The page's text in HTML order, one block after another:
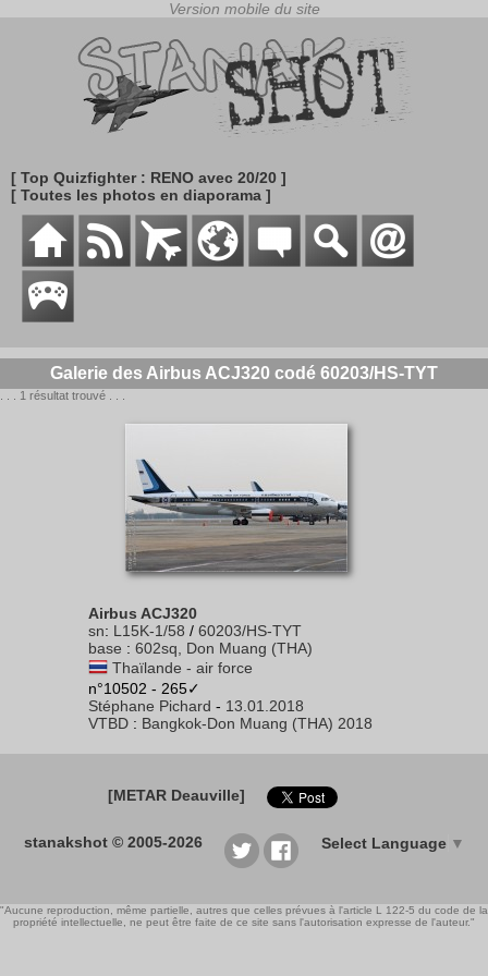
[ Top Quizfighter : RENO avec 20/20 ]
[ Toutes les photos en diaporama ]
Galerie des Airbus ACJ320 codé 60203/HS-TYT
. . . 1 résultat trouvé . . .
Airbus ACJ320
sn: L15K-1/58 / 60203/HS-TYT
base : 602sq, Don Muang (THA)
Thaïlande - air force
n°10502 - 265✓
Stéphane Pichard - 13.01.2018
VTBD : Bangkok-Don Muang (THA) 2018
[METAR Deauville]
stanakshot © 2005-2026 Select Language ▼
"Aucune reproduction, même partielle, autres que celles prévues à l'article L 122-5 du code de la
propriété intellectuelle, ne peut être faite de ce site sans l'autorisation expresse de l'auteur."